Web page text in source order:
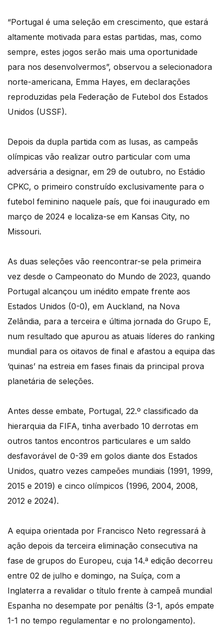
“Portugal é uma seleção em crescimento, que estará
altamente motivada para estas partidas, mas, como
sempre, estes jogos serão mais uma oportunidade
para nos desenvolvermos”, observou a selecionadora
norte-americana, Emma Hayes, em declarações
reproduzidas pela Federação de Futebol dos Estados
Unidos (USSF).
Depois da dupla partida com as lusas, as campeãs
olímpicas vão realizar outro particular com uma
adversária a designar, em 29 de outubro, no Estádio
CPKC, o primeiro construído exclusivamente para o
futebol feminino naquele país, que foi inaugurado em
março de 2024 e localiza-se em Kansas City, no
Missouri.
As duas seleções vão reencontrar-se pela primeira
vez desde o Campeonato do Mundo de 2023, quando
Portugal alcançou um inédito empate frente aos
Estados Unidos (0-0), em Auckland, na Nova
Zelândia, para a terceira e última jornada do Grupo E,
num resultado que apurou as atuais líderes do ranking
mundial para os oitavos de final e afastou a equipa das
‘quinas’ na estreia em fases finais da principal prova
planetária de seleções.
Antes desse embate, Portugal, 22.º classificado da
hierarquia da FIFA, tinha averbado 10 derrotas em
outros tantos encontros particulares e um saldo
desfavorável de 0-39 em golos diante dos Estados
Unidos, quatro vezes campeões mundiais (1991, 1999,
2015 e 2019) e cinco olímpicos (1996, 2004, 2008,
2012 e 2024).
A equipa orientada por Francisco Neto regressará à
ação depois da terceira eliminação consecutiva na
fase de grupos do Europeu, cuja 14.ª edição decorreu
entre 02 de julho e domingo, na Suíça, com a
Inglaterra a revalidar o título frente à campeã mundial
Espanha no desempate por penáltis (3-1, após empate
1-1 no tempo regulamentar e no prolongamento).